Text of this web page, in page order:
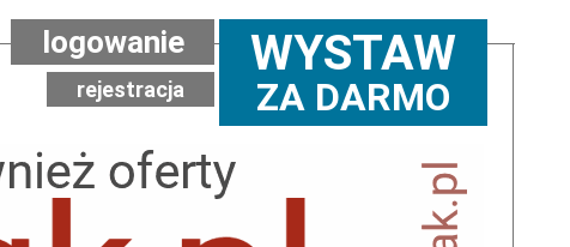
WYSTAW
ZA DARMO
logowanie
rejestracja